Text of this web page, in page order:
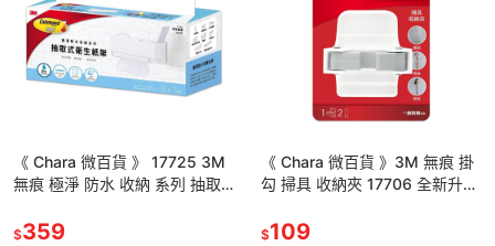
《 Chara 微百貨 》 17725 3M
無痕 極淨 防水 收納 系列 抽取
發
$359
《 Chara 微百貨 》3M 無痕 掛
勾 掃具 收納夾 17706 全新升級
$109